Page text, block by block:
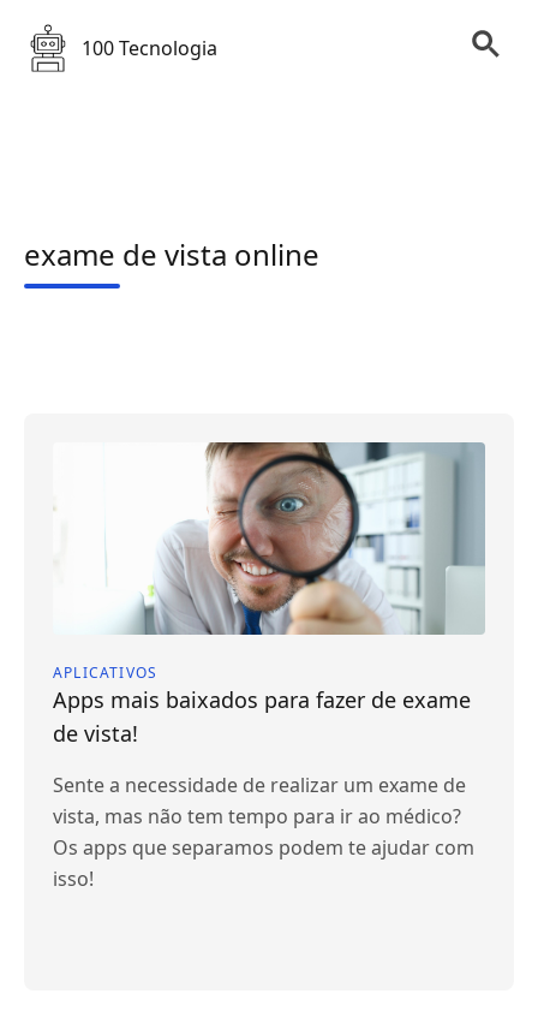
100 Tecnologia
exame de vista online
APLICATIVOS
Apps mais baixados para fazer de exame
de vista!
Sente a necessidade de realizar um exame de
vista, mas não tem tempo para ir ao médico?
Os apps que separamos podem te ajudar com
isso!